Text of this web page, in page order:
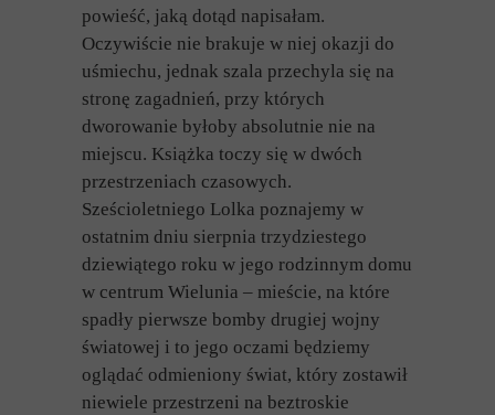
powieść, jaką dotąd napisałam.
Oczywiście nie brakuje w niej okazji do
uśmiechu, jednak szala przechyla się na
stronę zagadnień, przy których
dworowanie byłoby absolutnie nie na
miejscu. Książka toczy się w dwóch
przestrzeniach czasowych.
Sześcioletniego Lolka poznajemy w
ostatnim dniu sierpnia trzydziestego
dziewiątego roku w jego rodzinnym domu
w centrum Wielunia – mieście, na które
spadły pierwsze bomby drugiej wojny
światowej i to jego oczami będziemy
oglądać odmieniony świat, który zostawił
niewiele przestrzeni na beztroskie